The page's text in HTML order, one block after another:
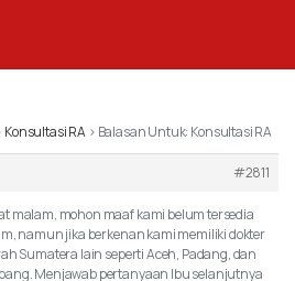
Konsultasi RA › Balasan Untuk: Konsultasi RA
#2811
malam, mohon maaf kami belum tersedia
namun jika berkenan kami memiliki dokter
Sumatera lain seperti Aceh, Padang, dan
Menjawab pertanyaan Ibu selanjutnya